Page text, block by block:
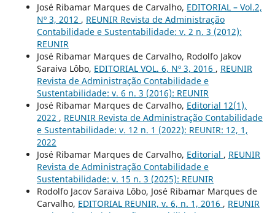
José Ribamar Marques de Carvalho, EDITORIAL – Vol.2,
Nº 3, 2012 , REUNIR Revista de Administração
Contabilidade e Sustentabilidade: v. 2 n. 3 (2012):
REUNIR
José Ribamar Marques de Carvalho, Rodolfo Jakov
Saraiva Lôbo, EDITORIAL VOL. 6, Nº 3, 2016 , REUNIR
Revista de Administração Contabilidade e
Sustentabilidade: v. 6 n. 3 (2016): REUNIR
José Ribamar Marques de Carvalho, Editorial 12(1),
2022 , REUNIR Revista de Administração Contabilidade
e Sustentabilidade: v. 12 n. 1 (2022): REUNIR: 12, 1,
2022
José Ribamar Marques de Carvalho, Editorial , REUNIR
Revista de Administração Contabilidade e
Sustentabilidade: v. 15 n. 3 (2025): REUNIR
Rodolfo Jacov Saraiva Lôbo, José Ribamar Marques de
Carvalho, EDITORIAL REUNIR, v. 6, n. 1, 2016 , REUNIR